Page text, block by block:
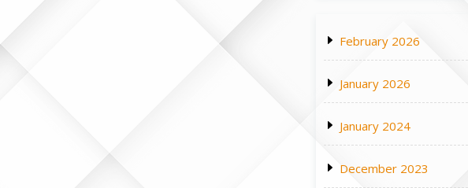
February 2026
January 2026
January 2024
December 2023